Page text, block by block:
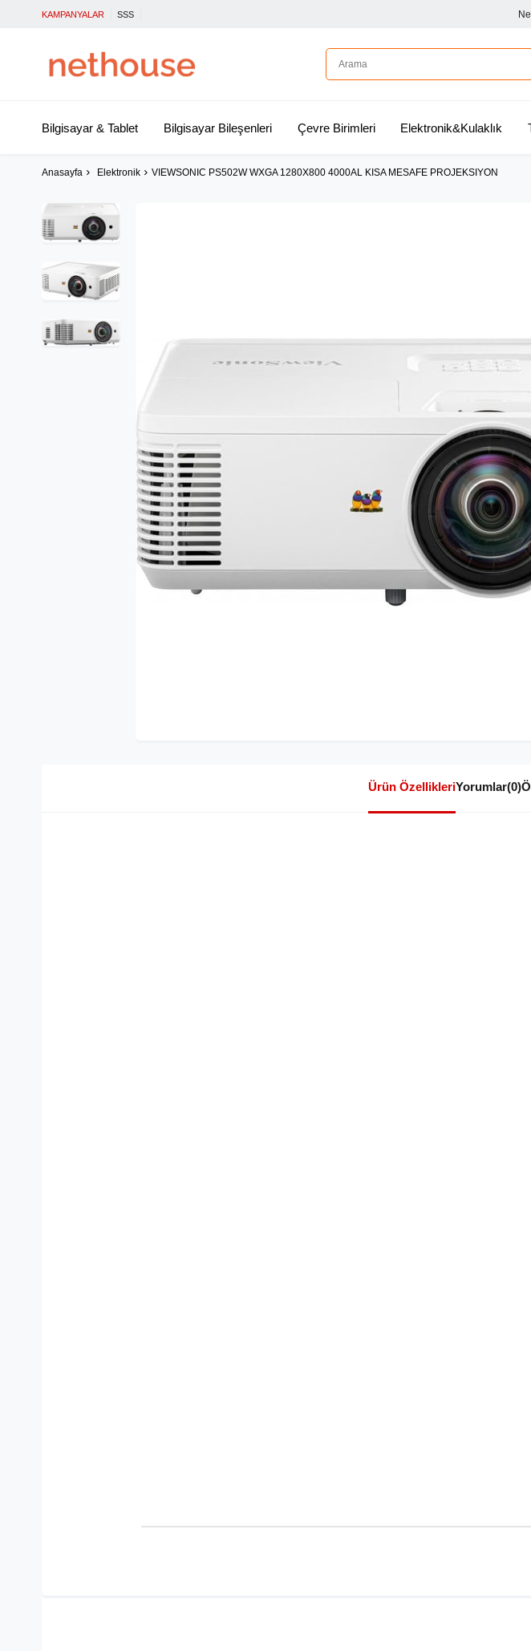
KAMPANYALAR SSS
Bilgisayar & Tablet Bilgisayar Bileşenleri Çevre Birimleri Elektronik&Kulaklık
Anasayfa Elektronik VIEWSONIC PS502W WXGA 1280X800 4000AL KISA MESAFE PROJEKSIYON
Ürün ÖzellikleriYorumlar(0)